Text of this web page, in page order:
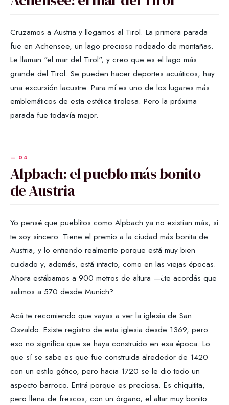
Cruzamos a Austria y llegamos al Tirol. La primera parada
fue en Achensee, un lago precioso rodeado de montañas.
Le llaman "el mar del Tirol", y creo que es el lago más
grande del Tirol. Se pueden hacer deportes acuáticos, hay
una excursión lacustre. Para mí es uno de los lugares más
emblemáticos de esta estética tirolesa. Pero la próxima
parada fue todavía mejor.
Alpbach: el pueblo más bonito
de Austria
Yo pensé que pueblitos como Alpbach ya no existían más, si
te soy sincero. Tiene el premio a la ciudad más bonita de
Austria, y lo entiendo realmente porque está muy bien
cuidado y, además, está intacto, como en las viejas épocas.
Ahora estábamos a 900 metros de altura —¿te acordás que
salimos a 570 desde Munich?
Acá te recomiendo que vayas a ver la iglesia de San
Osvaldo. Existe registro de esta iglesia desde 1369, pero
eso no significa que se haya construido en esa época. Lo
que sí se sabe es que fue construida alrededor de 1420
con un estilo gótico, pero hacia 1720 se le dio todo un
aspecto barroco. Entrá porque es preciosa. Es chiquitita,
pero llena de frescos, con un órgano, el altar muy bonito.